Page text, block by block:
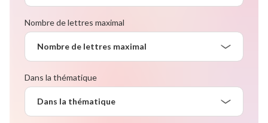
Nombre de lettres maximal
Nombre de lettres maximal
Dans la thématique
Dans la thématique